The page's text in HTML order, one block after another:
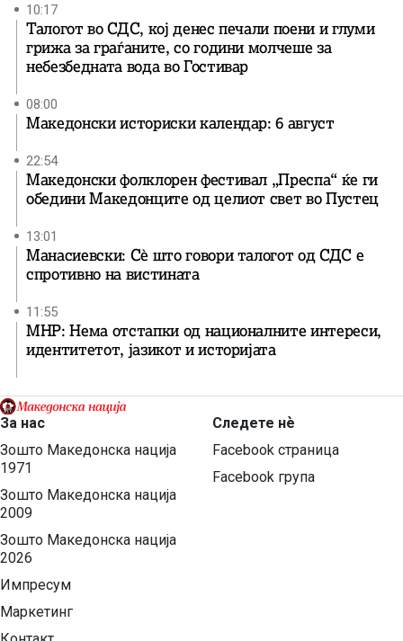
10:17
Талогот во СДС, кој денес печали поени и глуми
грижа за граѓаните, со години молчеше за
небезбедната вода во Гостивар
08:00
Македонски историски календар: 6 август
22:54
Македонски фолклорен фестивал „Преспа“ ќе ги
обедини Македонците од целиот свет во Пустец
13:01
Манасиевски: Сè што говори талогот од СДС е
спротивно на вистината
11:55
МНР: Нема отстапки од националните интереси,
идентитетот, јазикот и историјата
За нас
Зошто Македонска нација
1971
Зошто Македонска нација
2009
Зошто Македонска нација
2026
Импресум
Маркетинг
Следете нѐ
Facebook страница
Facebook група